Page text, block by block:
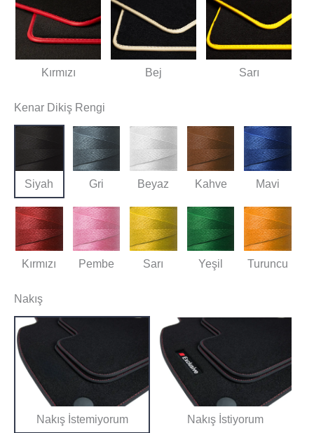
Kırmızı Bej Sarı
Kenar Dikiş Rengi
Siyah Gri Beyaz Kahve Mavi
Kırmızı Pembe Sarı Yeşil Turuncu
Nakış
Nakış İstemiyorum Nakış İstiyorum